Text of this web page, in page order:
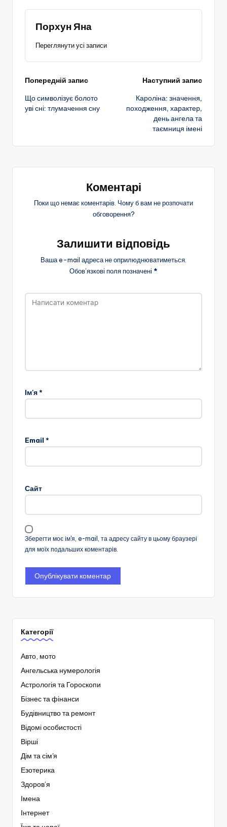
Порхун Яна
Переглянути усі записи
Навігація
по
Попередній запис
Що символізує болото
уві сні: тлумачення сну
Наступний запис
Кароліна: значення,
походження, характер,
день ангела та
таємниця імені
Коментарі
Поки що немає коментарів. Чому б вам не розпочати
обговорення?
Залишити відповідь
Ваша e-mail адреса не оприлюднюватиметься.
Обов’язкові поля позначені *
Ім'я*
Email *
Сайт
Зберегти моє ім'я, e-mail, та адресу сайту в цьому браузері
для моїх подальших коментарів.
Категорії
Авто, мото
Ангельська нумерологія
Астрологія та Гороскопи
Бізнес та фінанси
Будівництво та ремонт
Відомі особистості
Вірші
Дім та сім'я
Езотерика
Здоров’я
Імена
Інтернет